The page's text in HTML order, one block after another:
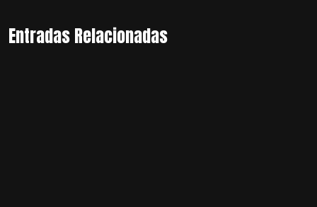
Entradas Relacionadas